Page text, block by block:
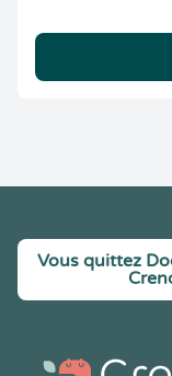
Vous quittez